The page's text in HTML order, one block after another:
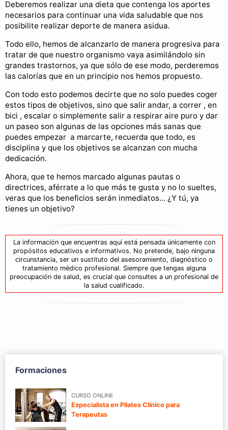
Deberemos realizar una dieta que contenga los aportes
necesarios para continuar una vida saludable que nos
posibilite realizar deporte de manera asidua.
Todo ello, hemos de alcanzarlo de manera progresiva para
tratar de que nuestro organismo vaya asimilándolo sin
grandes trastornos, ya que sólo de ese modo, perderemos
las calorías que en un principio nos hemos propuesto.
Con todo esto podemos decirte que no solo puedes coger
estos tipos de objetivos, sino que salir andar, a correr , en
bici , escalar o simplemente salir a respirar aire puro y dar
un paseo son algunas de las opciones más sanas que
puedes empezar a marcarte, recuerda que todo, es
disciplina y que los objetivos se alcanzan con mucha
dedicación.
Ahora, que te hemos marcado algunas pautas o
directrices, aférrate a lo que más te gusta y no lo sueltes,
veras que los beneficios serán inmediatos… ¿Y tú, ya
tienes un objetivo?
La información que encuentras aquí está pensada únicamente con
propósitos educativos e informativos. No pretende, bajo ninguna
circunstancia, ser un sustituto del asesoramiento, diagnóstico o
tratamiento médico profesional. Siempre que tengas alguna
preocupación de salud, es crucial que consultes a un profesional de
la salud cualificado.
Formaciones
CURSO ONLINE
Especialista en Pilates Clínico para
Terapeutas